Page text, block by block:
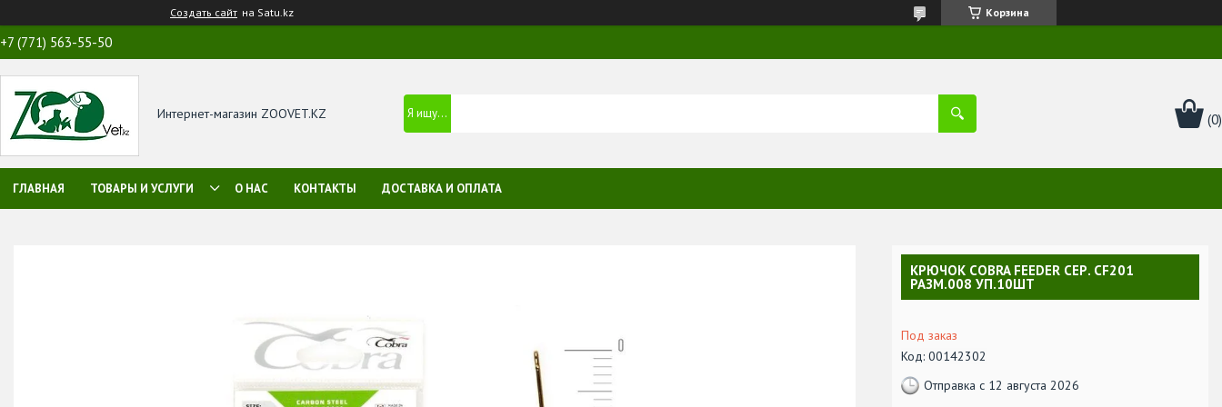
Создать сайт на Satu.kz Корзина
+7 (771) 563-55-50
Интернет-магазин ZOOVET.KZ
ГЛАВНАЯ ТОВАРЫ И УСЛУГИ О НАС КОНТАКТЫ ДОСТАВКА И ОПЛАТА
КРЮЧОК COBRA FEEDER СЕР. CF201
РАЗМ.008 УП.10ШТ
Под заказ
Код: 00142302
Отправка с 12 августа 2026